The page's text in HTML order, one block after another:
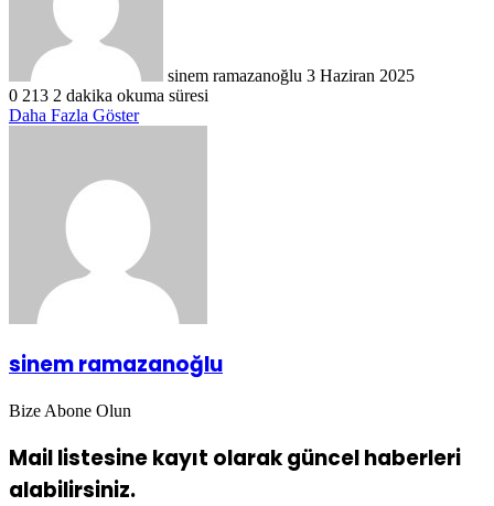
sinem ramazanoğlu 3 Haziran 2025
0 213 2 dakika okuma süresi
Daha Fazla Göster
sinem ramazanoğlu
Bize Abone Olun
Mail listesine kayıt olarak güncel haberleri
alabilirsiniz.